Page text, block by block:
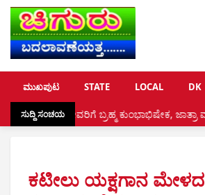
ಮುಖಪುಟ STATE LOCAL DK
ಸುದ್ದಿ ಸಂಚಯ
ಬ್ರಹ್ಮ ಕುಂಭಾಭಿಷೇಕ, ಜಾತ್ರಾ ಮಹೋತ್ಸವ •
ಕಟೀಲು ಯಕ್ಷಗಾನ ಮೇಳದ